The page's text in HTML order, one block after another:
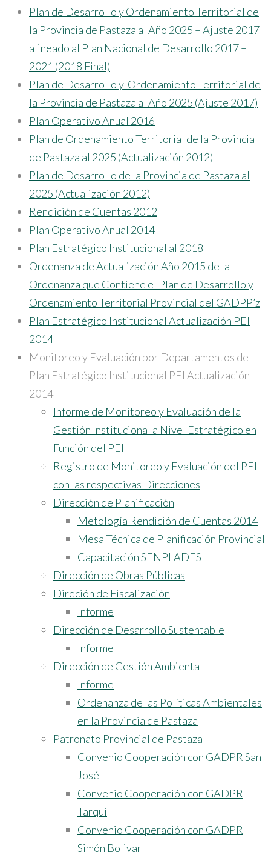
Plan de Desarrollo y Ordenamiento Territorial de
la Provincia de Pastaza al Año 2025 – Ajuste 2017
alineado al Plan Nacional de Desarrollo 2017 –
2021 (2018 Final)
Plan de Desarrollo y Ordenamiento Territorial de
la Provincia de Pastaza al Año 2025 (Ajuste 2017)
Plan Operativo Anual 2016
Plan de Ordenamiento Territorial de la Provincia
de Pastaza al 2025 (Actualización 2012)
Plan de Desarrollo de la Provincia de Pastaza al
2025 (Actualización 2012)
Rendición de Cuentas 2012
Plan Operativo Anual 2014
Plan Estratégico Institucional al 2018
Ordenanza de Actualización Año 2015 de la
Ordenanza que Contiene el Plan de Desarrollo y
Ordenamiento Territorial Provincial del GADPP’z
Plan Estratégico Institucional Actualización PEI
2014
Monitoreo y Evaluación por Departamentos del
Plan Estratégico Institucional PEI Actualización
2014
Informe de Monitoreo y Evaluación de la
Gestión Institucional a Nivel Estratégico en
Función del PEI
Registro de Monitoreo y Evaluación del PEI
con las respectivas Direcciones
Dirección de Planificación
Metología Rendición de Cuentas 2014
Mesa Técnica de Planificación Provincial
Capacitación SENPLADES
Dirección de Obras Públicas
Direción de Fiscalización
Informe
Dirección de Desarrollo Sustentable
Informe
Dirección de Gestión Ambiental
Informe
Ordenanza de las Políticas Ambientales
en la Provincia de Pastaza
Patronato Provincial de Pastaza
Convenio Cooperación con GADPR San
José
Convenio Cooperación con GADPR
Tarqui
Convenio Cooperación con GADPR
Simón Bolivar